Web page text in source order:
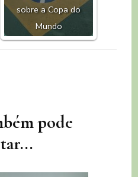
sobre a Copa do
Mundo
pode